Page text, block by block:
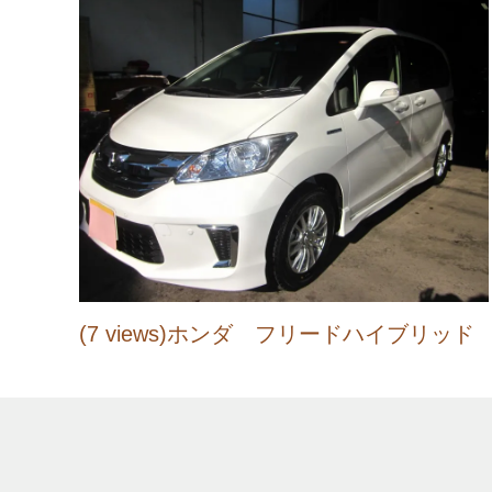
(7 views)ホンダ フリードハイブリッド